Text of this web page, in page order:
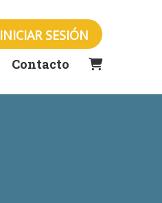
INICIAR SESIÓN
Contacto